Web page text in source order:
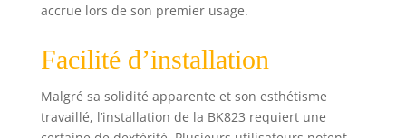
accrue lors de son premier usage.
Facilité d’installation
Malgré sa solidité apparente et son esthétisme
travaillé, l’installation de la BK823 requiert une